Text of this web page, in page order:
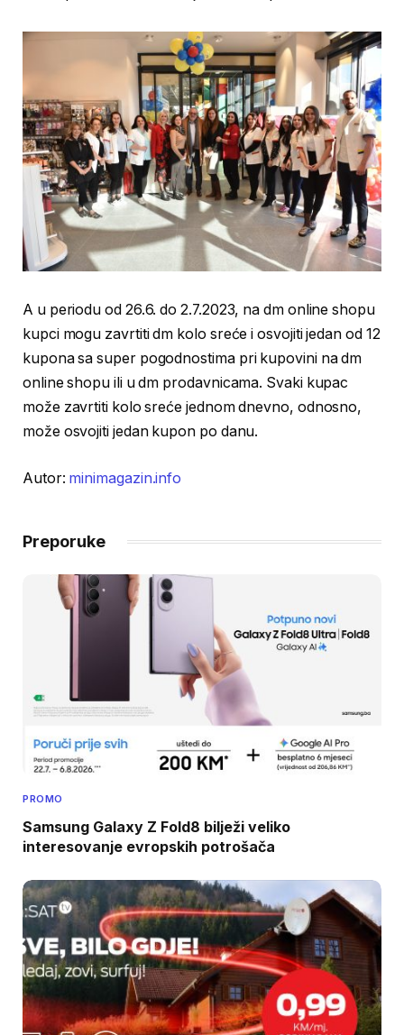
A u periodu od 26.6. do 2.7.2023, na dm online shopu
kupci mogu zavrtiti dm kolo sreće i osvojiti jedan od 12
kupona sa super pogodnostima pri kupovini na dm
online shopu ili u dm prodavnicama. Svaki kupac
može zavrtiti kolo sreće jednom dnevno, odnosno,
može osvojiti jedan kupon po danu.
Autor: minimagazin.info
Preporuke
PROMO
Samsung Galaxy Z Fold8 bilježi veliko
interesovanje evropskih potrošača